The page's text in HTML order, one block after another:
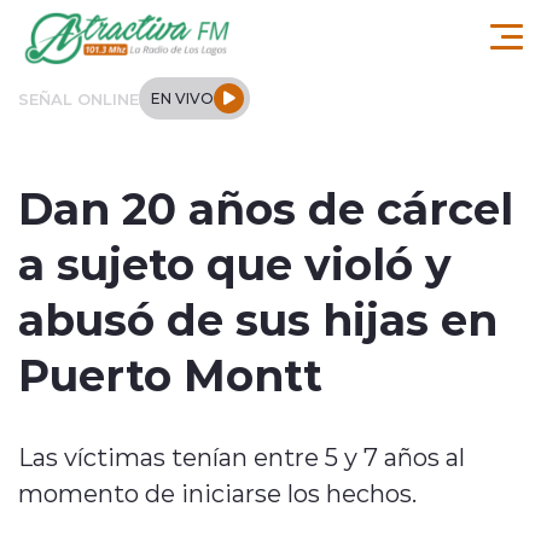
Click acá para ir directamente al contenido
SEÑAL ONLINE EN VIVO
Regionales
Deportes
Dan 20 años de cárcel
a sujeto que violó y
abusó de sus hijas en
Puerto Montt
Las víctimas tenían entre 5 y 7 años al
momento de iniciarse los hechos.